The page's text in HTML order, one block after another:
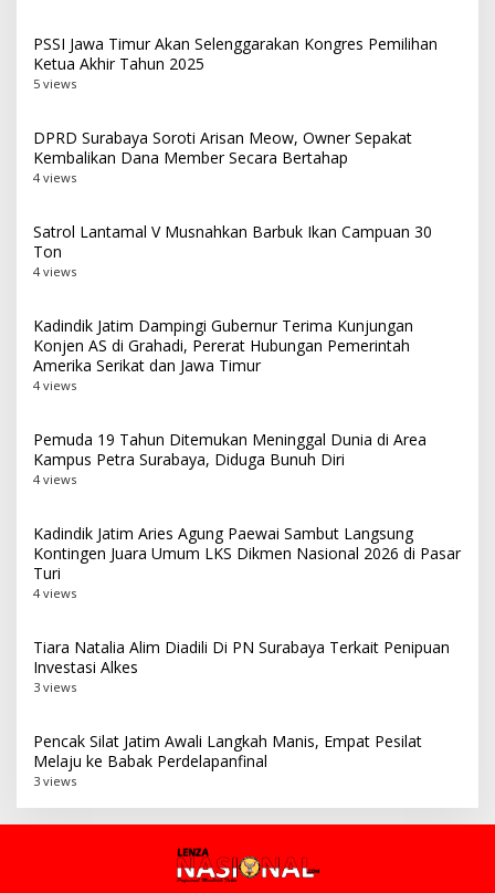
PSSI Jawa Timur Akan Selenggarakan Kongres Pemilihan
Ketua Akhir Tahun 2025
5 views
DPRD Surabaya Soroti Arisan Meow, Owner Sepakat
Kembalikan Dana Member Secara Bertahap
4 views
Satrol Lantamal V Musnahkan Barbuk Ikan Campuan 30
Ton
4 views
Kadindik Jatim Dampingi Gubernur Terima Kunjungan
Konjen AS di Grahadi, Pererat Hubungan Pemerintah
Amerika Serikat dan Jawa Timur
4 views
Pemuda 19 Tahun Ditemukan Meninggal Dunia di Area
Kampus Petra Surabaya, Diduga Bunuh Diri
4 views
Kadindik Jatim Aries Agung Paewai Sambut Langsung
Kontingen Juara Umum LKS Dikmen Nasional 2026 di Pasar
Turi
4 views
Tiara Natalia Alim Diadili Di PN Surabaya Terkait Penipuan
Investasi Alkes
3 views
Pencak Silat Jatim Awali Langkah Manis, Empat Pesilat
Melaju ke Babak Perdelapanfinal
3 views